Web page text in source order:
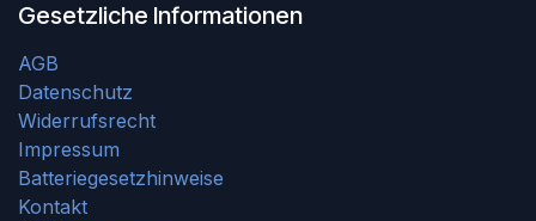
Gesetzliche Informationen
AGB
Datenschutz
Widerrufsrecht
Impressum
Batteriegesetzhinweise
Kontakt